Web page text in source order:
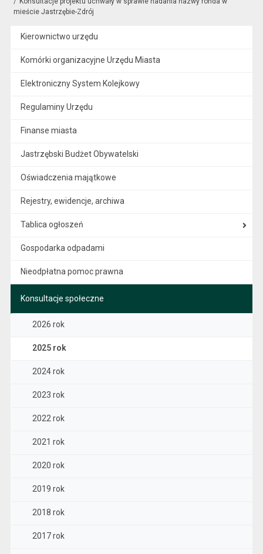
mieście Jastrzębie-Zdrój
Kierownictwo urzędu
Komórki organizacyjne Urzędu Miasta
Elektroniczny System Kolejkowy
Regulaminy Urzędu
Finanse miasta
Jastrzębski Budżet Obywatelski
Oświadczenia majątkowe
Rejestry, ewidencje, archiwa
Tablica ogłoszeń
Gospodarka odpadami
Nieodpłatna pomoc prawna
Konsultacje społeczne
2026 rok
2025 rok
2024 rok
2023 rok
2022 rok
2021 rok
2020 rok
2019 rok
2018 rok
2017 rok